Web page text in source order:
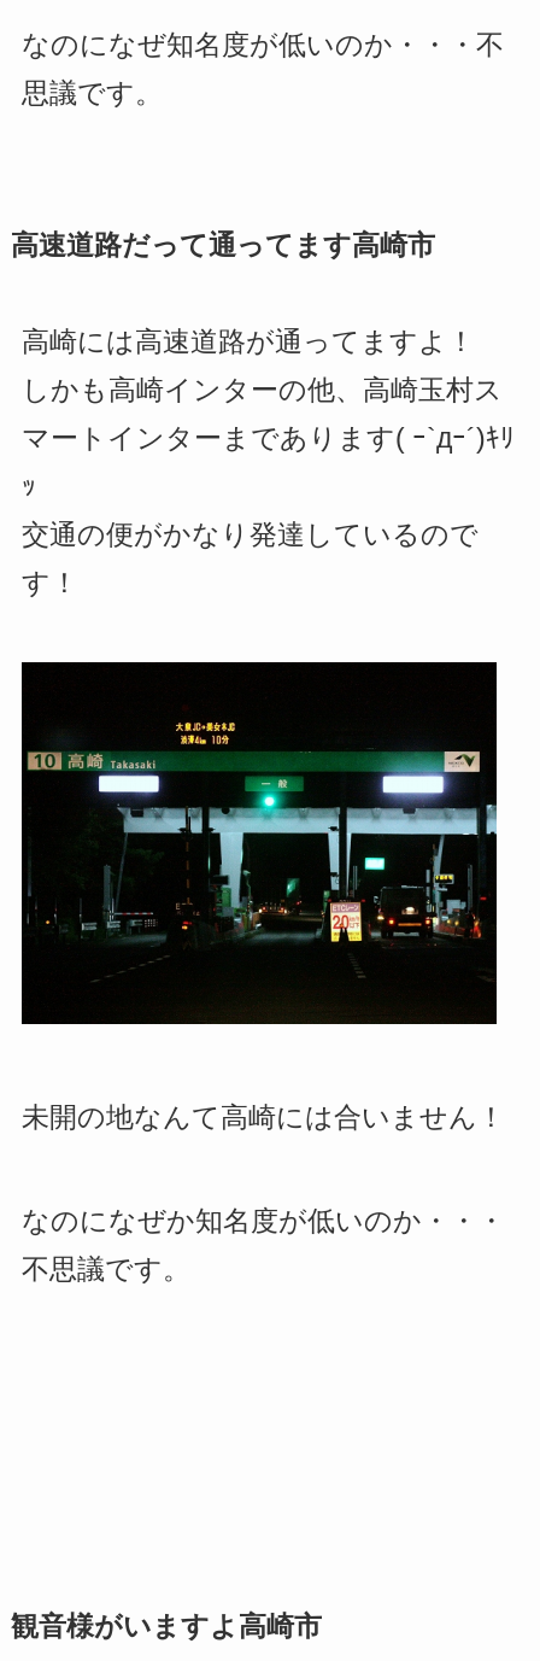
なのになぜ知名度が低いのか・・・不
思議です。
高速道路だって通ってます高崎市
高崎には高速道路が通ってますよ！
しかも高崎インターの他、高崎玉村ス
マートインターまであります( ｰ`дｰ´)ｷﾘ
ｯ
交通の便がかなり発達しているので
す！
未開の地なんて高崎には合いません！
なのになぜか知名度が低いのか・・・
不思議です。
観音様がいますよ高崎市